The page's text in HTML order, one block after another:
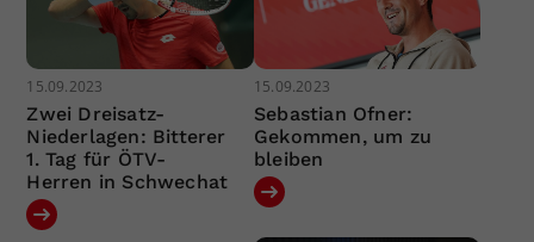
15.09.2023
Zwei Dreisatz-
Niederlagen: Bitterer
1. Tag für ÖTV-
Herren in Schwechat
15.09.2023
Sebastian Ofner:
Gekommen, um zu
bleiben